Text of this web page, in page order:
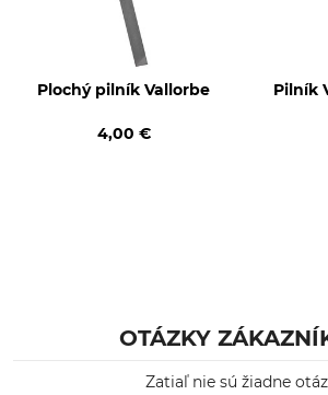
Plochý pilník Vallorbe
4,00 €
Pilník
OTÁZKY
Zatiaľ nie sú žiadne